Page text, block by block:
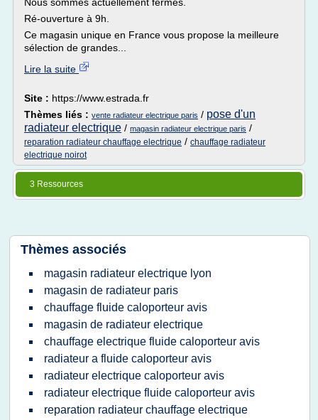
Ré-ouverture à 9h.
Ce magasin unique en France vous propose la meilleure
sélection de grandes...
Lire la suite
Site : https://www.estrada.fr
Thèmes liés : vente radiateur electrique paris / pose d'un
radiateur electrique / magasin radiateur electrique paris /
reparation radiateur chauffage electrique / chauffage radiateur
electrique noirot
3 Ressources
Thèmes associés
magasin radiateur electrique lyon
magasin de radiateur paris
chauffage fluide caloporteur avis
magasin de radiateur electrique
chauffage electrique fluide caloporteur avis
radiateur a fluide caloporteur avis
radiateur electrique caloporteur avis
radiateur electrique fluide caloporteur avis
reparation radiateur chauffage electrique